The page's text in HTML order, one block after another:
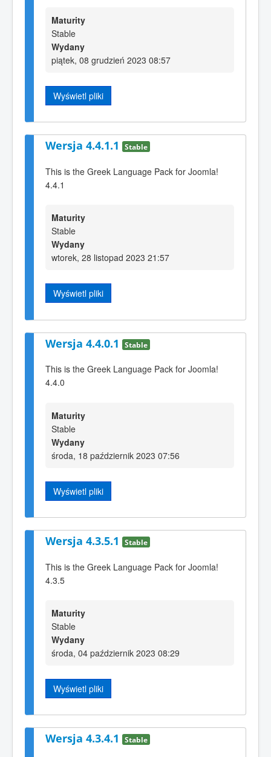
Maturity
Stable
Wydany
piątek, 08 grudzień 2023 08:57
Wyświetl pliki
Wersja 4.4.1.1 Stable
This is the Greek Language Pack for Joomla!
4.4.1
Maturity
Stable
Wydany
wtorek, 28 listopad 2023 21:57
Wyświetl pliki
Wersja 4.4.0.1 Stable
This is the Greek Language Pack for Joomla!
4.4.0
Maturity
Stable
Wydany
środa, 18 październik 2023 07:56
Wyświetl pliki
Wersja 4.3.5.1 Stable
This is the Greek Language Pack for Joomla!
4.3.5
Maturity
Stable
Wydany
środa, 04 październik 2023 08:29
Wyświetl pliki
Wersja 4.3.4.1 Stable